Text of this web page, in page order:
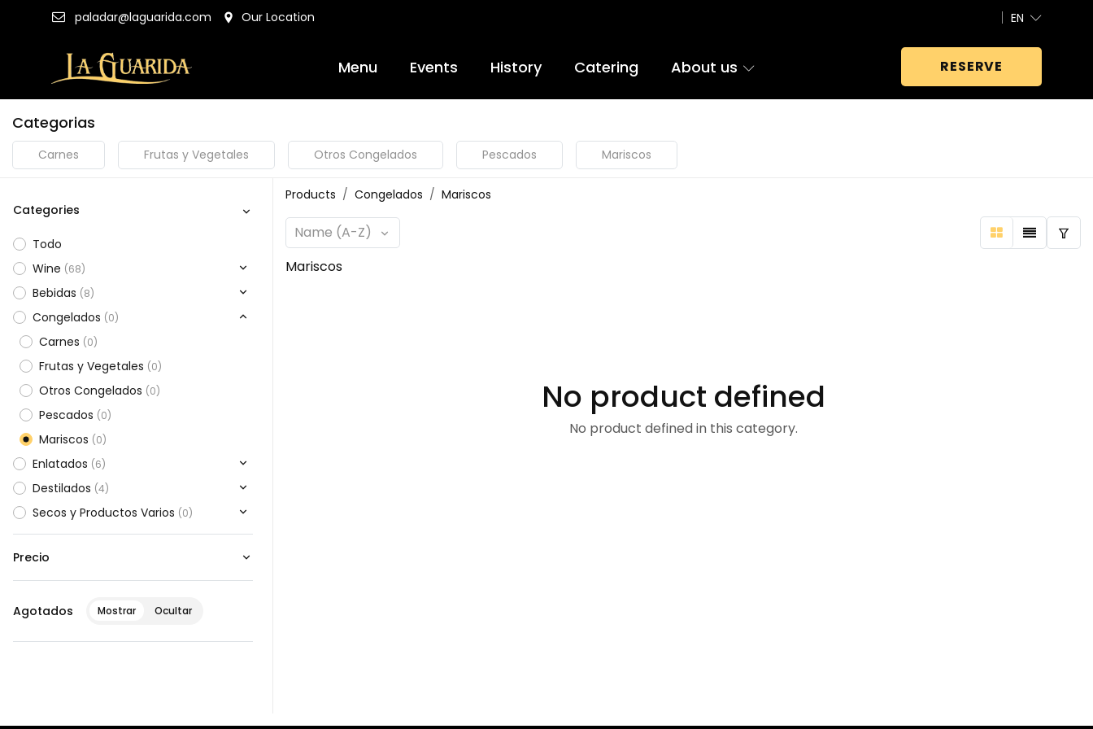
paladar@laguarida.com Our Location EN
Menu Events History Catering About us RESERVE
Categorias
Carnes Frutas y Vegetales Otros Congelados Pescados Mariscos
Categories
Todo​
Wine (68)
Bebidas (8)
Congelados (0)
Carnes (0)
Frutas y Vegetales (0)
Otros Congelados (0)
Pescados (0)
Mariscos (0)
Enlatados (6)
Destilados (4)
Secos y Productos Varios (0)
Precio
Agotados Mostrar Ocultar
Products Congelados Mariscos
Name (A-Z)
Mariscos
No product defined
No product defined in this category.